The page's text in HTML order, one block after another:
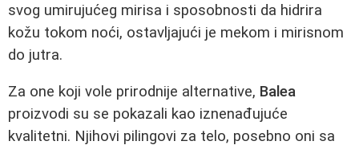
svog umirujućeg mirisa i sposobnosti da hidrira
kožu tokom noći, ostavljajući je mekom i mirisnom
do jutra.
Za one koji vole prirodnije alternative, Balea
proizvodi su se pokazali kao iznenađujuće
kvalitetni. Njihovi pilingovi za telo, posebno oni sa